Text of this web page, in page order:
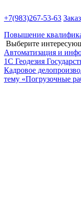
+7(983)267-53-63
Повышение
Выберите
Автоматизация и
1С Геодезия
Кадровое
тему «Погрузочные